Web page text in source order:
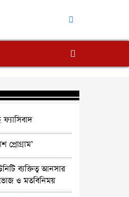
প্রোগ্রাম’
ব্যক্তিত্ব আনসার
ও মতবিনিময়